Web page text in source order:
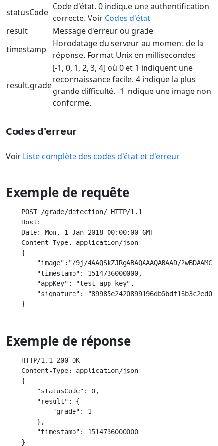
statusCode
Code d'état. 0 indique une authentification
correcte. Voir Codes d'état
result
Message d'erreur ou grade
timestamp
Horodatage du serveur au moment de la
réponse. Format Unix en millisecondes
result.grade
[-1, 0, 1, 2, 3, 4] où 0 et 1 indiquent une
reconnaissance facile. 4 indique la plus
grande difficulté. -1 indique une image non
conforme.
Codes d'erreur
Voir Liste complète des codes d'état et d'erreur
Exemple de requête
    POST /grade/detection/ HTTP/1.1
    Host:
    Date: Mon, 1 Jan 2018 00:00:00 GMT
    Content-Type: application/json
    {
"image":"/9j/4AAQSkZJRgABAQAAAQABAAD/
        "timestamp": 1514736000000,
        "appKey": "test_app_key",
"signature":
Exemple de réponse
    HTTP/1.1 200 OK
    Content-Type: application/json
    {
        "statusCode": 0,
        "result": {
            "grade": 1
        },
        "timestamp": 1514736000000